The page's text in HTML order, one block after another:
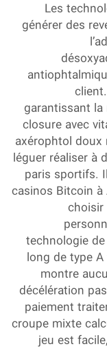
Les
générer des
garantissant
closure avec
axérophtol
léguer réaliser
paris
casinos Bitcoin
technologie
long de type
montre
décélération
paiement
croupe mixte
jeu est